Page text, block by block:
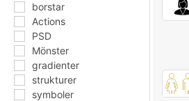
borstar
Actions
PSD
Mönster
gradienter
strukturer
symboler